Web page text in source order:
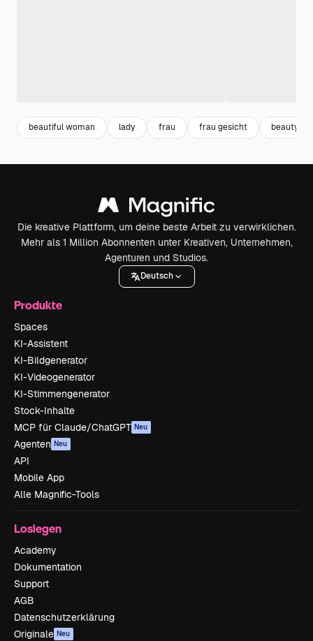
beautiful woman lady frau frau gesicht beauty
Die kreative Plattform, um deine beste Arbeit zu verwirklichen.
Mehr als 1 Million Abonnenten unter Kreativen, Unternehmen,
Agenturen und Studios.
Deutsch
Produkte
Spaces
KI-Assistent
KI-Bildgenerator
KI-Videogenerator
KI-Stimmengenerator
Stock-Inhalte
MCP für Claude/ChatGPT Neu
Agenten Neu
API
Mobile App
Alle Magnific-Tools
Loslegen
Academy
Dokumentation
Support
AGB
Datenschutzerklärung
Originale Neu